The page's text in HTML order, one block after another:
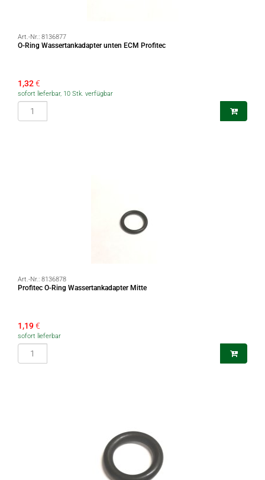
Art.-Nr.: 8136877
O-Ring Wassertankadapter unten ECM Profitec
1,32€
sofort lieferbar, 10 Stk. verfügbar
Art.-Nr.: 8136878
Profitec O-Ring Wassertankadapter Mitte
1,19€
sofort lieferbar